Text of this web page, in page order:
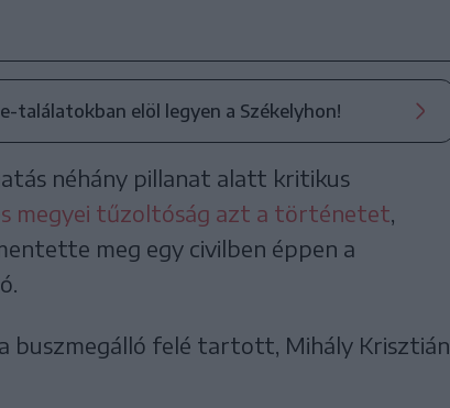
találatokban elöl legyen a Székelyhon!
néhány pillanat alatt kritikus
megyei tűzoltóság azt a történetet,
meg egy civilben éppen a
buszmegálló felé tartott, Mihály Krisztián